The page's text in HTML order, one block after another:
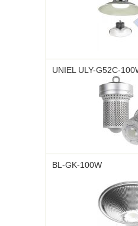
UNIEL ULY-G52C-
BL-GK-100W